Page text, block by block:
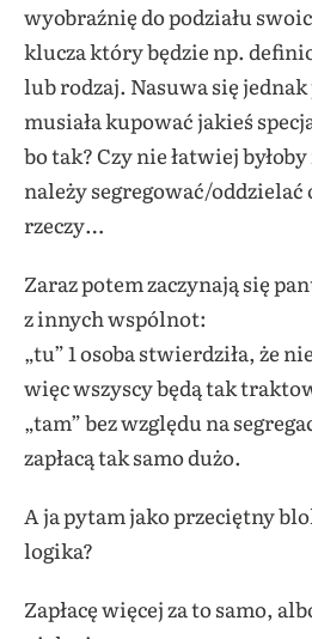
wyobraźnię do podziału
klucza który będzie np.
lub rodzaj. Nasuwa się
musiała kupować jakieś
bo tak? Czy nie łatwiej
należy segregować/oddzielać
rzeczy…
Zaraz potem zaczynają się
z innych wspólnot:
„tu” 1 osoba stwierdziła, że
więc wszyscy będą tak
„tam” bez względu na
zapłacą tak samo dużo.
A ja pytam jako przeciętny
logika?
Zapłacę więcej za to samo,